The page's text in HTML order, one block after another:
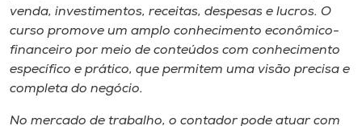
venda, investimentos, receitas, despesas e lucros. O
curso promove um amplo conhecimento econômico-
financeiro por meio de conteúdos com conhecimento
específico e prático, que permitem uma visão precisa e
completa do negócio.
No mercado de trabalho, o contador pode atuar com